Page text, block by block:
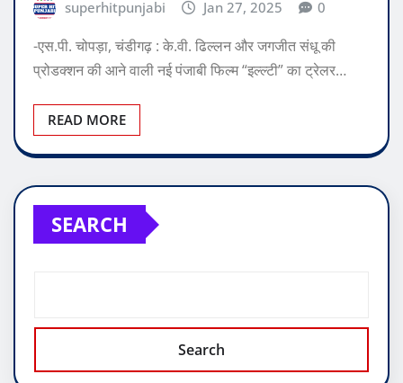
superhitpunjabi Jan 27, 2025 0
-एस.पी. चोपड़ा, चंडीगढ़ : के.वी. ढिल्लन और जगजीत संधू की
प्रोडक्शन की आने वाली नई पंजाबी फिल्म “इल्ल्टी” का ट्रेलर…
READ MORE
SEARCH
Search